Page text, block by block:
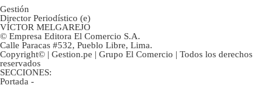
Gestión
Director Periodístico (e)
VÍCTOR MELGAREJO
© Empresa Editora El Comercio S.A.
Calle Paracas #532, Pueblo Libre, Lima.
Copyright© | Gestion.pe | Grupo El Comercio | Todos los derechos
reservados
SECCIONES:
Portada -